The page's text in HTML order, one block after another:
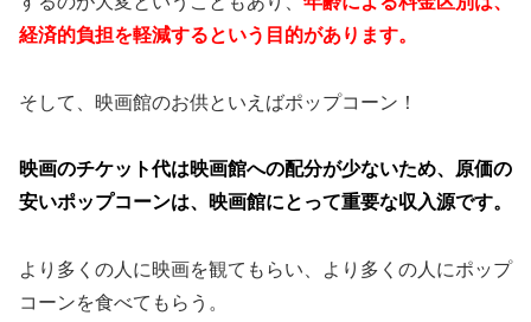
経済的負担を軽減するという目的があります。
そして、映画館のお供といえばポップコーン！
映画のチケット代は映画館への配分が少ないため、原価の
安いポップコーンは、映画館にとって重要な収入源です。
より多くの人に映画を観てもらい、より多くの人にポップ
コーンを食べてもらう。